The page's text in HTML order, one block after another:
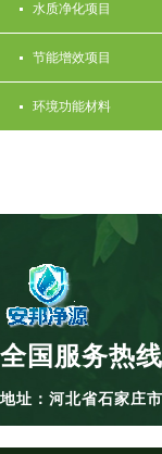
水质净化项目
节能增效项目
环境功能材料
全国服务热
地址：河北省石家庄